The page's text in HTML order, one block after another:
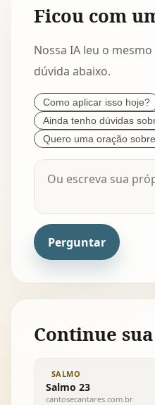
Ficou com
Nossa IA leu o
dúvida abaixo.
Como aplicar isso hoje?
Ainda tenho dúvidas
Quero uma oração
Perguntar
Continue
SALMO
Salmo 23
cantosecantares.com.br